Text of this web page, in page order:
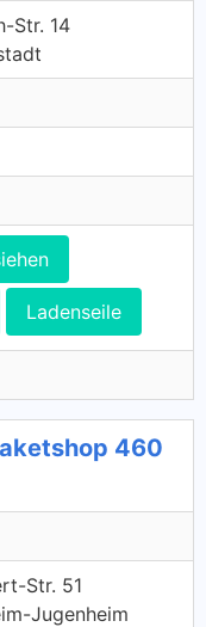
Str. 14
Ladenseile
460
Str. 51
Jugenheim